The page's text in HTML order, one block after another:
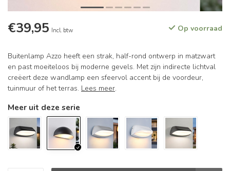
€39,95 Incl. btw Op voorraad
Buitenlamp Azzo heeft een strak, half-rond ontwerp in matzwart
en past moeiteloos bij moderne gevels. Met zijn indirecte lichtval
creëert deze wandlamp een sfeervol accent bij de voordeur,
tuinmuur of het terras. Lees meer.
Meer uit deze serie